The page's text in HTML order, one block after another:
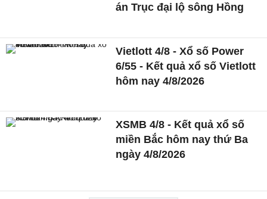
án Trục đại lộ sông Hồng
Vietlott 4/8 - Xổ số Power
6/55 - Kết quả xổ số Vietlott
hôm nay 4/8/2026
XSMB 4/8 - Kết quả xổ số
miền Bắc hôm nay thứ Ba
ngày 4/8/2026